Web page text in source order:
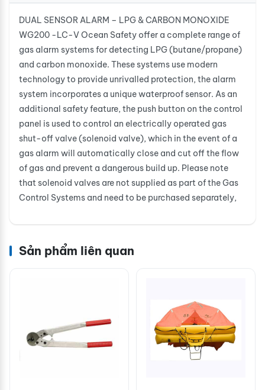
DUAL SENSOR ALARM – LPG & CARBON MONOXIDE
WG200 -LC-V Ocean Safety offer a complete range of
gas alarm systems for detecting LPG (butane/propane)
and carbon monoxide. These systems use modern
technology to provide unrivalled protection, the alarm
system incorporates a unique waterproof sensor. As an
additional safety feature, the push button on the control
panel is used to control an electrically operated gas
shut-off valve (solenoid valve), which in the event of a
gas alarm will automatically close and cut off the flow
of gas and prevent a dangerous build up. Please note
that solenoid valves are not supplied as part of the Gas
Control Systems and need to be purchased separately,
Sản phẩm liên quan